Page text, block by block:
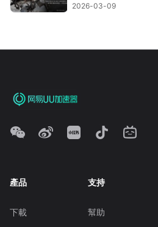
2026-03-09
產品
下載
支持
幫助